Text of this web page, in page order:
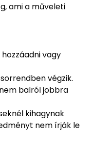
ami a műveleti
vagy
végzik.
balról jobbra
kihagynak
nem írják le